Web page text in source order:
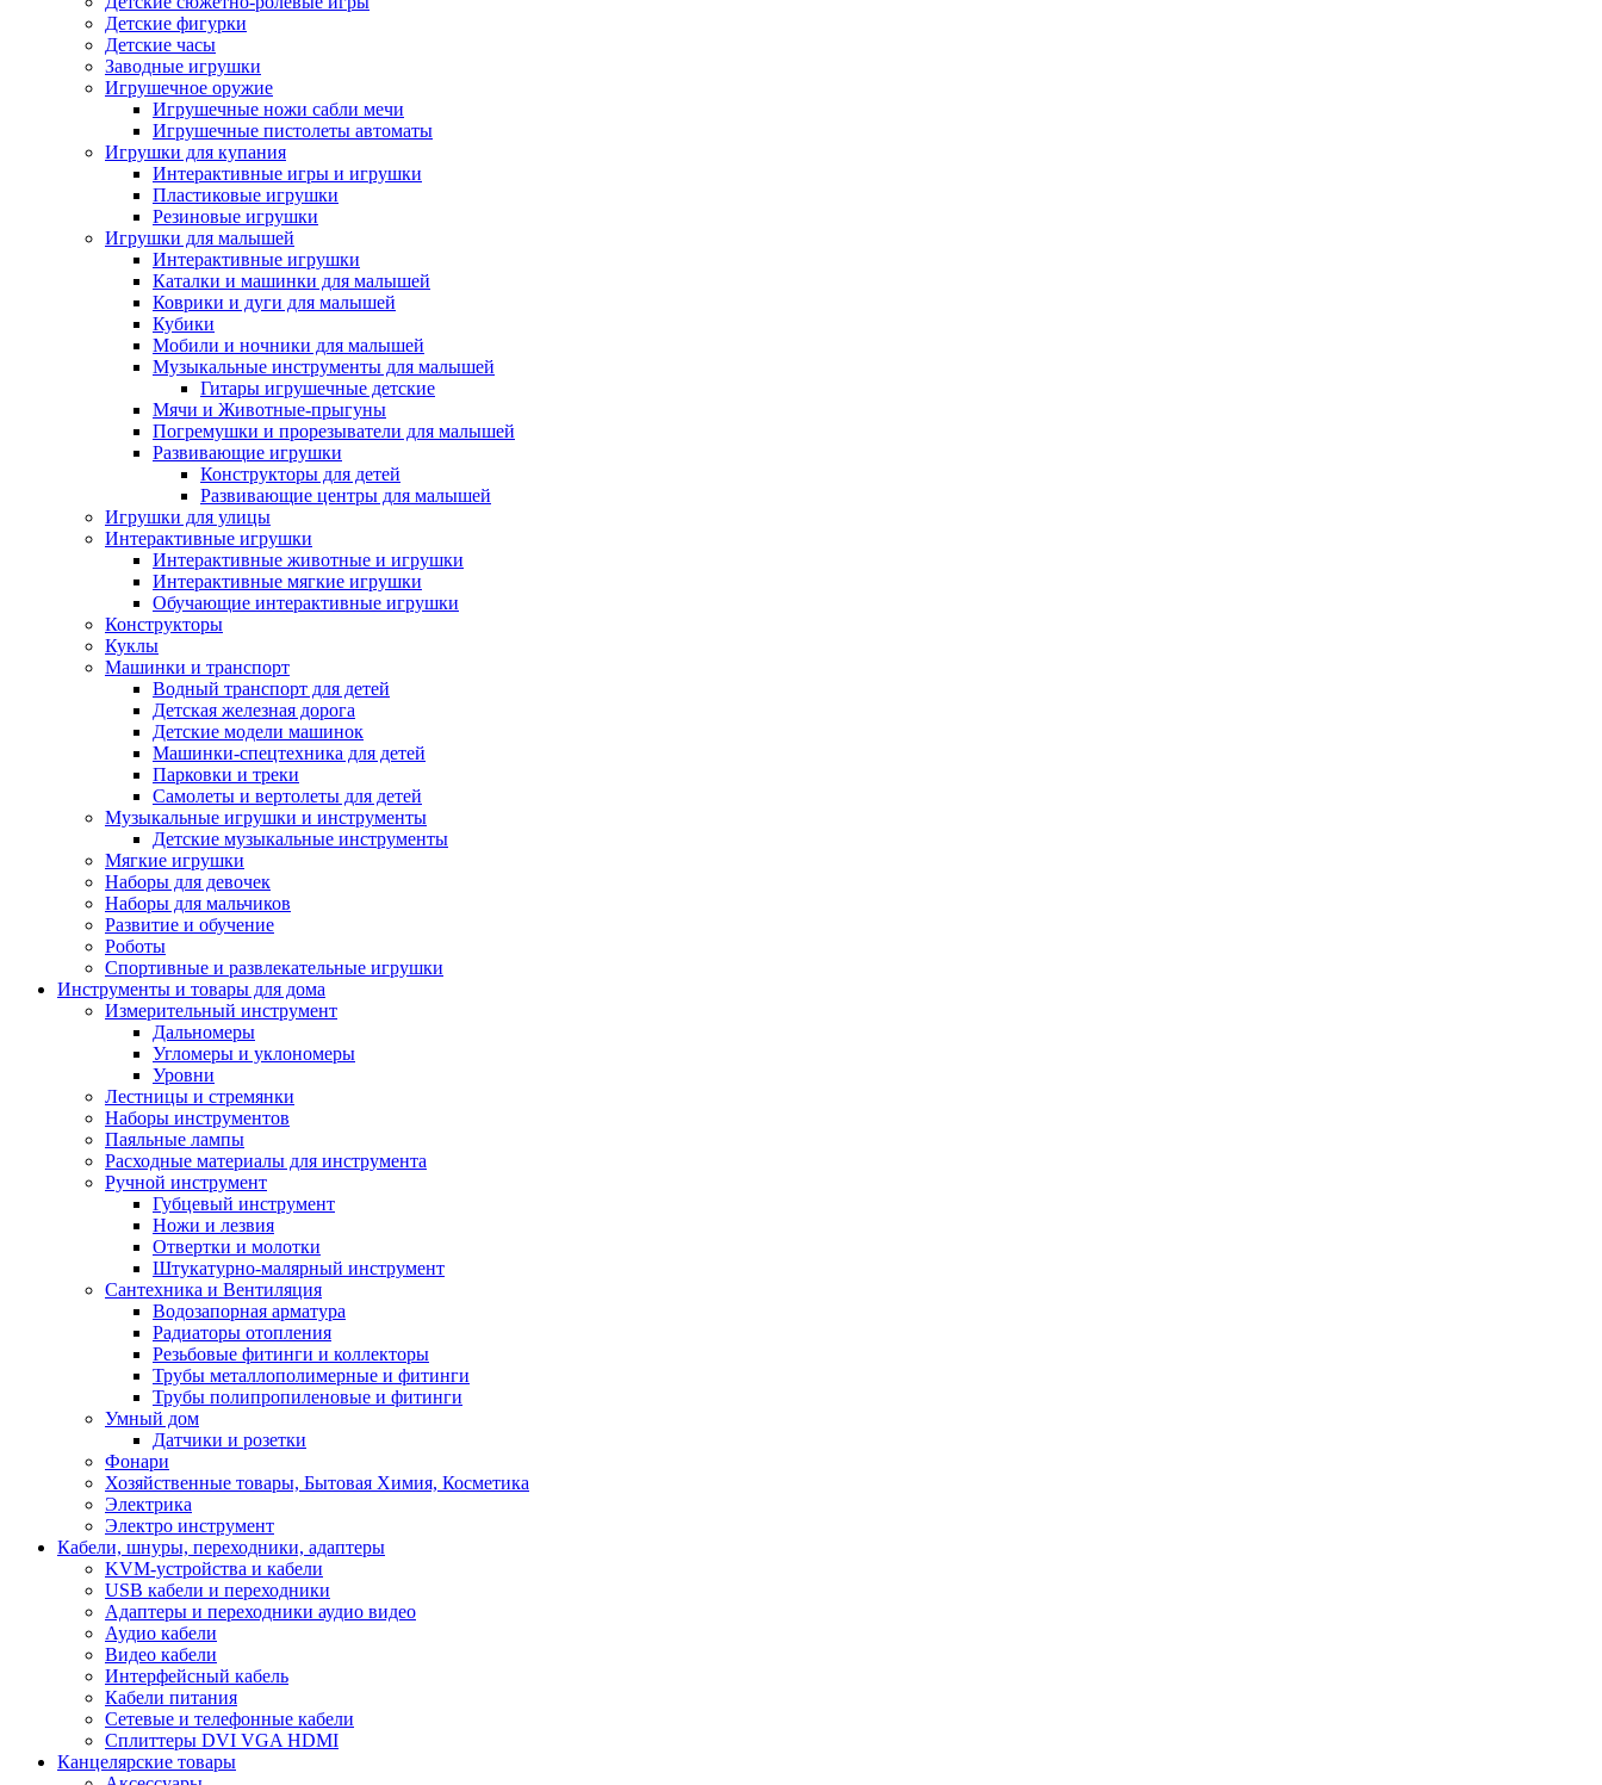
Детские фигурки
Детские часы
Заводные игрушки
Игрушечное оружие
Игрушечные ножи сабли мечи
Игрушечные пистолеты автоматы
Игрушки для купания
Интерактивные игры и игрушки
Пластиковые игрушки
Резиновые игрушки
Игрушки для малышей
Интерактивные игрушки
Каталки и машинки для малышей
Коврики и дуги для малышей
Кубики
Мобили и ночники для малышей
Музыкальные инструменты для малышей
Гитары игрушечные детские
Мячи и Животные-прыгуны
Погремушки и прорезыватели для малышей
Развивающие игрушки
Конструкторы для детей
Развивающие центры для малышей
Игрушки для улицы
Интерактивные игрушки
Интерактивные животные и игрушки
Интерактивные мягкие игрушки
Обучающие интерактивные игрушки
Конструкторы
Куклы
Машинки и транспорт
Водный транспорт для детей
Детская железная дорога
Детские модели машинок
Машинки-спецтехника для детей
Парковки и треки
Самолеты и вертолеты для детей
Музыкальные игрушки и инструменты
Детские музыкальные инструменты
Мягкие игрушки
Наборы для девочек
Наборы для мальчиков
Развитие и обучение
Роботы
Спортивные и развлекательные игрушки
Инструменты и товары для дома
Измерительный инструмент
Дальномеры
Угломеры и уклономеры
Уровни
Лестницы и стремянки
Наборы инструментов
Паяльные лампы
Расходные материалы для инструмента
Ручной инструмент
Губцевый инструмент
Ножи и лезвия
Отвертки и молотки
Штукатурно-малярный инструмент
Сантехника и Вентиляция
Водозапорная арматура
Радиаторы отопления
Резьбовые фитинги и коллекторы
Трубы металлополимерные и фитинги
Трубы полипропиленовые и фитинги
Умный дом
Датчики и розетки
Фонари
Хозяйственные товары, Бытовая Химия, Косметика
Электрика
Электро инструмент
Кабели, шнуры, переходники, адаптеры
KVM-устройства и кабели
USB кабели и переходники
Адаптеры и переходники аудио видео
Аудио кабели
Видео кабели
Интерфейсный кабель
Кабели питания
Сетевые и телефонные кабели
Сплиттеры DVI VGA HDMI
Канцелярские товары